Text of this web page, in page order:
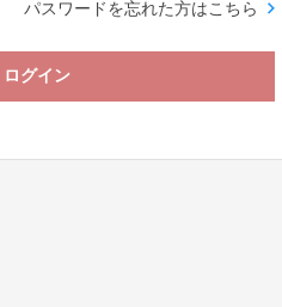
パスワードを忘れた方はこちら
ログイン